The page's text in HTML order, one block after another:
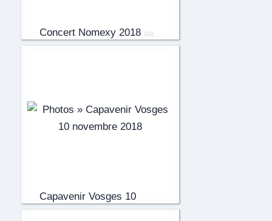
Concert Nomexy 2018 (43)
Capavenir Vosges 10
novem...